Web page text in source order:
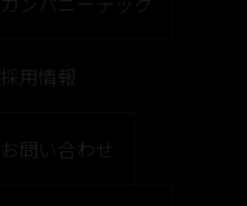
採用情報
お問い合わせ